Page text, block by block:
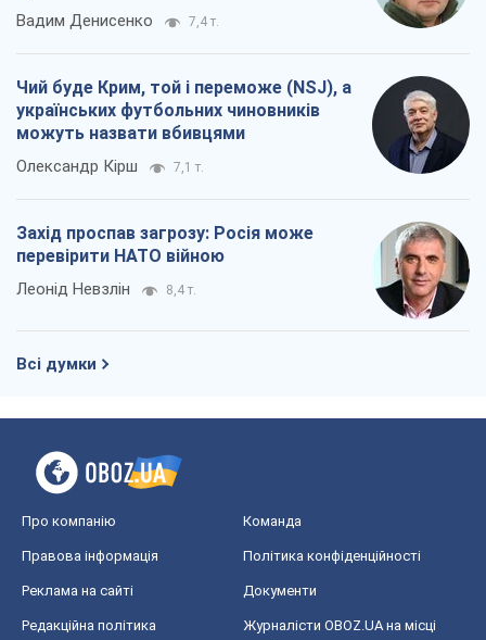
Вадим Денисенко 7,4 т.
Чий буде Крим, той і переможе (NSJ), а
українських футбольних чиновників
можуть назвати вбивцями
Олександр Кірш 7,1 т.
Захід проспав загрозу: Росія може
перевірити НАТО війною
Леонід Невзлін 8,4 т.
Всі думки
Про компанію Команда
Правова інформація Політика конфіденційності
Реклама на сайті Документи
Редакційна політика
Журналісти OBOZ.UA на місці